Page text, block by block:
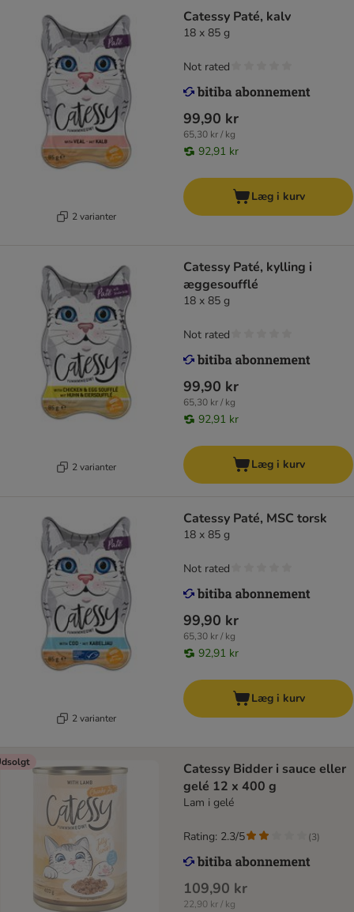
2 varianter
Catessy Paté, kalv
18 x 85 g
99,90 kr
65,30 kr / kg
92,91 kr
Not rated
Læg i kurv
2 varianter
Catessy Paté, kylling i
æggesoufflé
18 x 85 g
99,90 kr
65,30 kr / kg
92,91 kr
Not rated
Læg i kurv
2 varianter
Catessy Paté, MSC torsk
18 x 85 g
99,90 kr
65,30 kr / kg
92,91 kr
Not rated
Læg i kurv
Catessy Bidder i sauce eller
gelé 12 x 400 g
Lam i gelé
109,90 kr
22,90 kr / kg
Rating: 2.3/5 (3)